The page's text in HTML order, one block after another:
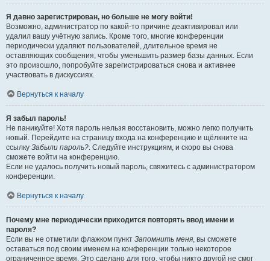
Я давно зарегистрирован, но больше не могу войти!
Возможно, администратор по какой-то причине деактивировал или
удалил вашу учётную запись. Кроме того, многие конференции
периодически удаляют пользователей, длительное время не
оставляющих сообщения, чтобы уменьшить размер базы данных. Если
это произошло, попробуйте зарегистрироваться снова и активнее
участвовать в дискуссиях.
Вернуться к началу
Я забыл пароль!
Не паникуйте! Хотя пароль нельзя восстановить, можно легко получить
новый. Перейдите на страницу входа на конференцию и щёлкните на
ссылку Забыли пароль?. Следуйте инструкциям, и скоро вы снова
сможете войти на конференцию.
Если не удалось получить новый пароль, свяжитесь с администратором
конференции.
Вернуться к началу
Почему мне периодически приходится повторять ввод имени и
пароля?
Если вы не отметили флажком пункт Запомнить меня, вы сможете
оставаться под своим именем на конференции только некоторое
ограниченное время. Это сделано для того, чтобы никто другой не смог